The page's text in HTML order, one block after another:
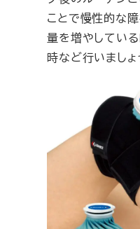
ことで慢性的な
量を増やしてい
時など行いましょ